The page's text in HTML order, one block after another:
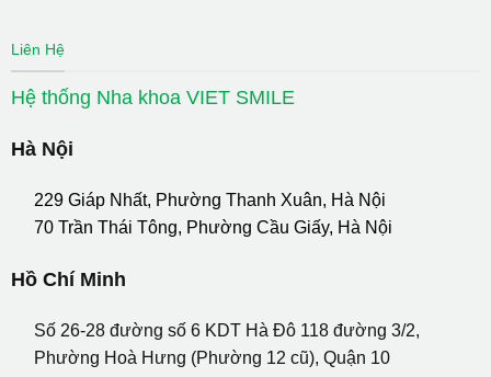
Liên Hệ
Hệ thống Nha khoa VIET SMILE
Hà Nội
229 Giáp Nhất, Phường Thanh Xuân, Hà Nội
70 Trần Thái Tông, Phường Cầu Giấy, Hà Nội
Hồ Chí Minh
Số 26-28 đường số 6 KDT Hà Đô 118 đường 3/2,
Phường Hoà Hưng (Phường 12 cũ), Quận 10